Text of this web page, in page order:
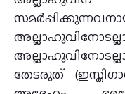
തേടരുത്